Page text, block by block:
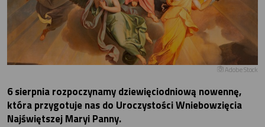
Adobe Stock
6 sierpnia rozpoczynamy dziewięciodniową nowennę,
która przygotuje nas do Uroczystości Wniebowzięcia
Najświętszej Maryi Panny.